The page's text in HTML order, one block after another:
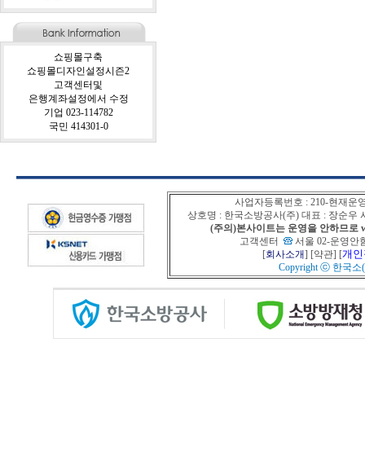
쇼핑몰구축
쇼핑몰디자인설정시즌2
고객센터및
은행계좌설정에서 수정
기업 023-114782
국민 414301-0
사업자등록번호 : 210-현재운
상호명 : 한국소방공사(주) 대표 : 장순우
(주의)본사이트는 운영을 안하므로
고객센터
서울 02-운영안
[회사소개] [약관] [개
Copyright ⓒ 한국소